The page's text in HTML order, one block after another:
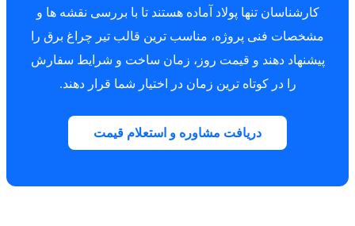
کارشناسان تنها پولاد آماده هستند تا با بررسی نقشه ها و
مشخصات فنی پروژه، مناسب ترین قالب تیر چراغ برق را
پیشنهاد دهند و قیمت روز، زمان ساخت و شرایط سفارش
را در کوتاه ترین زمان در اختیار شما قرار دهند.
دریافت مشاوره و استعلام قیمت